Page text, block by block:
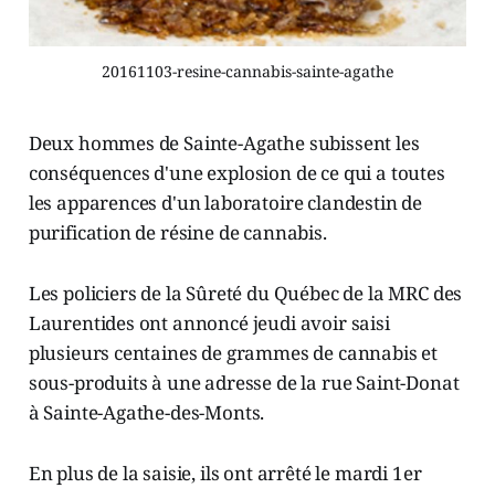
20161103-resine-cannabis-sainte-agathe
Deux hommes de Sainte-Agathe subissent les
conséquences d'une explosion de ce qui a toutes
les apparences d'un laboratoire clandestin de
purification de résine de cannabis.
Les policiers de la Sûreté du Québec de la MRC des
Laurentides ont annoncé jeudi avoir saisi
plusieurs centaines de grammes de cannabis et
sous-produits à une adresse de la rue Saint-Donat
à Sainte-Agathe-des-Monts.
En plus de la saisie, ils ont arrêté le mardi 1er